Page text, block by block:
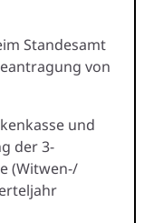
Standesamt
von
und
der 3-
(Witwen-/